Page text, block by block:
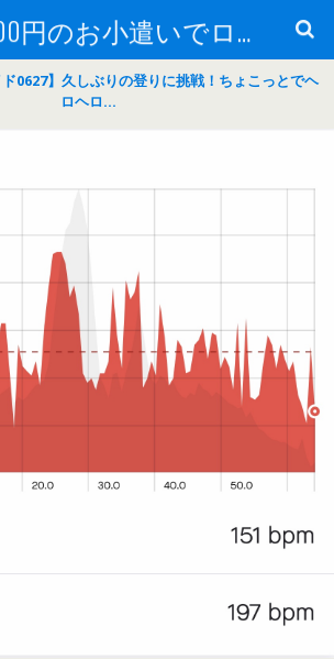
月30,000円のお小遣いでロードバイク
0627】久しぶりの登りに挑戦！ちょこっとでヘ
ロヘロ…